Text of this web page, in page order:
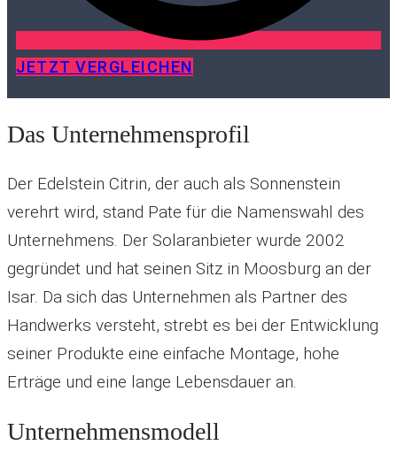
JETZT VERGLEICHEN
Das Unternehmensprofil
Der Edelstein Citrin, der auch als Sonnenstein
verehrt wird, stand Pate für die Namenswahl des
Unternehmens. Der Solaranbieter wurde 2002
gegründet und hat seinen Sitz in Moosburg an der
Isar. Da sich das Unternehmen als Partner des
Handwerks versteht, strebt es bei der Entwicklung
seiner Produkte eine einfache Montage, hohe
Erträge und eine lange Lebensdauer an.
Unternehmensmodell